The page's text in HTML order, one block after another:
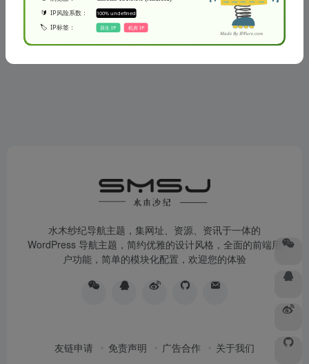
水木纱纪导航主题，集网址、资源、资讯于一体的
WordPress 导航主题，简约优雅的设计风格，全面的前端用
户功能，简单的模块化配置，欢迎您的体验
友链申请 免责声明 广告合作 关于我们